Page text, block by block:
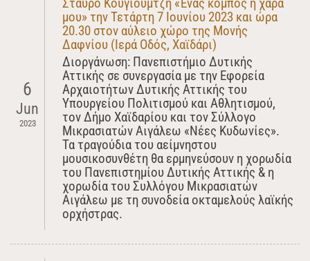
6
Jun
2023
μου» την Τετάρτη 7 Ιουνίου 2023 και ώρα
20.30 στον αύλειο χώρο της Μονής
Δαφνίου (Ιερά Οδός, Χαϊδάρι)
Διοργάνωση: Πανεπιστήμιο Δυτικής
Αττικής σε συνεργασία με την Εφορεία
Αρχαιοτήτων Δυτικής Αττικής του
Υπουργείου Πολιτισμού και Αθλητισμού,
τον Δήμο Χαϊδαρίου και τον Σύλλογο
Μικρασιατών Αιγάλεω «Νέες Κυδωνίες».
Τα τραγούδια του αείμνηστου
μουσικοσυνθέτη θα ερμηνεύσουν η χορωδία
του Πανεπιστημίου Δυτικής Αττικής & η
χορωδία του Συλλόγου Μικρασιατών
Αιγάλεω με τη συνοδεία οκταμελούς λαϊκής
ορχήστρας.